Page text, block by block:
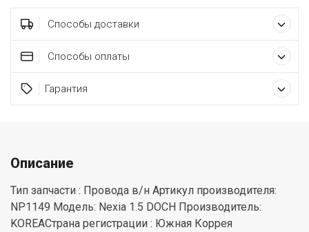
Способы доставки
Способы оплаты
Гарантия
Описание
Тип запчасти : Провода в/н Артикул производителя:
NP1149 Модель: Nexia 1.5 DOCH Производитель:
KOREAСтрана регистрации : Южная Коррея